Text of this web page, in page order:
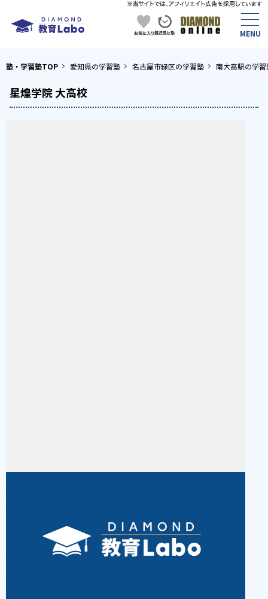
塾・学習塾TOP 愛知県の学習塾 名古屋市緑区の学習塾 南大高駅の学習
星煌学院 大高校